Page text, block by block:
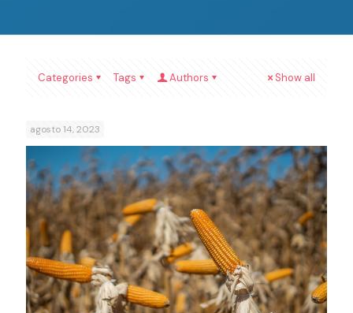
Categories Tags Authors Show all
agosto 14, 2023